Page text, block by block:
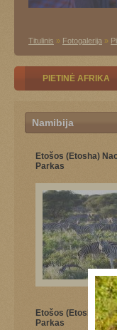
Titulinis » Fotogalerija »
PIETINĖ AFRIKA
Namibija
Etošos (Etosha)
Parkas
Etošos (Etosha)
Parkas